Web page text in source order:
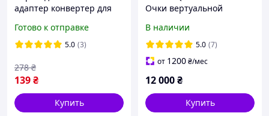
адаптер конвертер для
ноутбука к старому
монитору или проектору
Готово к отправке
5.0 (3)
139₴
278 ₴
Купить
Очки вертуальной
В наличии
5.0 (7)
от 1200₴/мес
12 000₴
Купить